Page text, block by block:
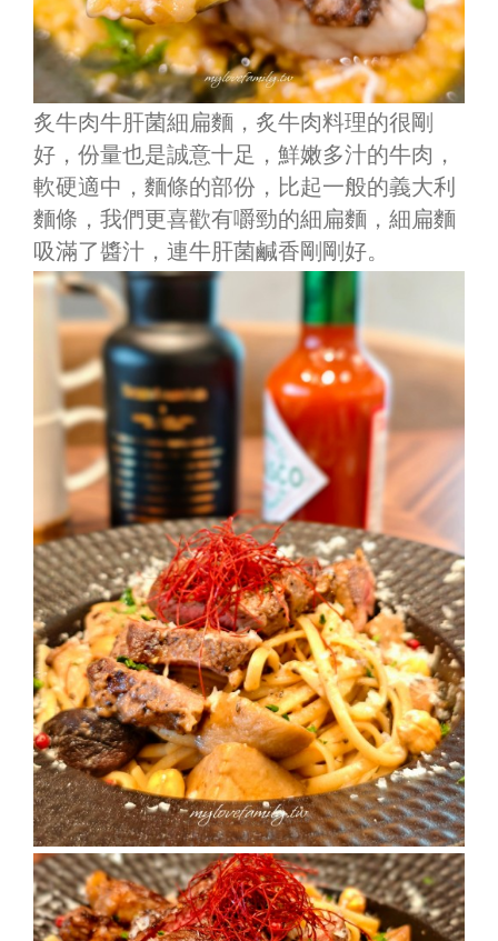
炙牛肉牛肝菌細扁麵，炙牛肉料理的很剛
好，份量也是誠意十足，鮮嫩多汁的牛肉，
軟硬適中，麵條的部份，比起一般的義大利
麵條，我們更喜歡有嚼勁的細扁麵，細扁麵
吸滿了醬汁，連牛肝菌鹹香剛剛好。